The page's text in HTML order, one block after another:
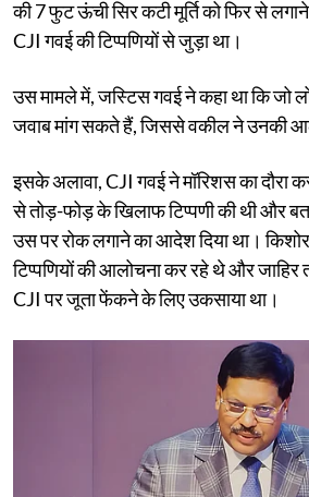
की 7 फुट ऊंची सिर कटी मूर्ति को फिर से
CJI गवई की टिप्पणियों से जुड़ा था।
उस मामले में, जस्टिस गवई ने कहा था कि जो
जवाब मांग सकते हैं, जिससे वकील ने उनकी
इसके अलावा, CJI गवई ने मॉरिशस का दौरा
से तोड़-फोड़ के खिलाफ टिप्पणी की थी और
उस पर रोक लगाने का आदेश दिया था।
टिप्पणियों की आलोचना कर रहे थे और जाहिर
CJI पर जूता फेंकने के लिए उकसाया था।